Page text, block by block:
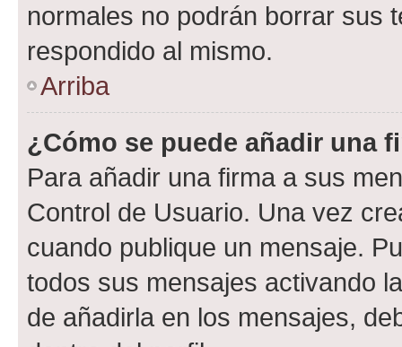
normales no podrán borrar sus
respondido al mismo.
Arriba
¿Cómo se puede añadir una
Para añadir una firma a sus
Control de Usuario. Una vez
cuando publique un mensaje.
todos sus mensajes activando
de añadirla en los mensajes,